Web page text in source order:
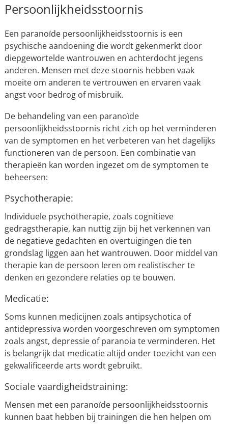
Persoonlijkheidsstoornis
Een paranoïde persoonlijkheidsstoornis is een
psychische aandoening die wordt gekenmerkt door
diepgewortelde wantrouwen en achterdocht jegens
anderen. Mensen met deze stoornis hebben vaak
moeite om anderen te vertrouwen en ervaren vaak
angst voor bedrog of misbruik.
De behandeling van een paranoïde
persoonlijkheidsstoornis richt zich op het verminderen
van de symptomen en het verbeteren van het dagelijks
functioneren van de persoon. Een combinatie van
therapieën kan worden ingezet om de symptomen te
beheersen:
Psychotherapie:
Individuele psychotherapie, zoals cognitieve
gedragstherapie, kan nuttig zijn bij het verkennen van
de negatieve gedachten en overtuigingen die ten
grondslag liggen aan het wantrouwen. Door middel van
therapie kan de persoon leren om realistischer te
denken en gezondere relaties op te bouwen.
Medicatie:
Soms kunnen medicijnen zoals antipsychotica of
antidepressiva worden voorgeschreven om symptomen
zoals angst, depressie of paranoia te verminderen. Het
is belangrijk dat medicatie altijd onder toezicht van een
gekwalificeerde arts wordt gebruikt.
Sociale vaardigheidstraining:
Mensen met een paranoïde persoonlijkheidsstoornis
kunnen baat hebben bij trainingen die hen helpen om